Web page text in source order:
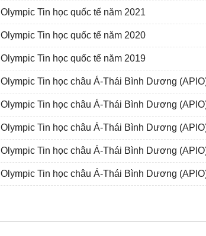
Olympic Tin học quốc tế năm 2021
Olympic Tin học quốc tế năm 2020
Olympic Tin học quốc tế năm 2019
Olympic Tin học châu Á-Thái Bình Dương
Olympic Tin học châu Á-Thái Bình Dương
Olympic Tin học châu Á-Thái Bình Dương
Olympic Tin học châu Á-Thái Bình Dương
Olympic Tin học châu Á-Thái Bình Dương